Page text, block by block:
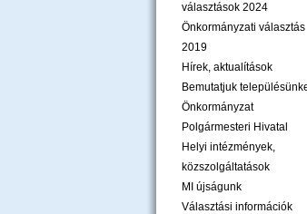
választások 2024
Önkormányzati választás
2019
Hírek, aktualítások
Bemutatjuk
Önkormányzat
Polgármesteri Hivatal
Helyi intézmények,
közszolgáltatások
MI újságunk
Választási információk